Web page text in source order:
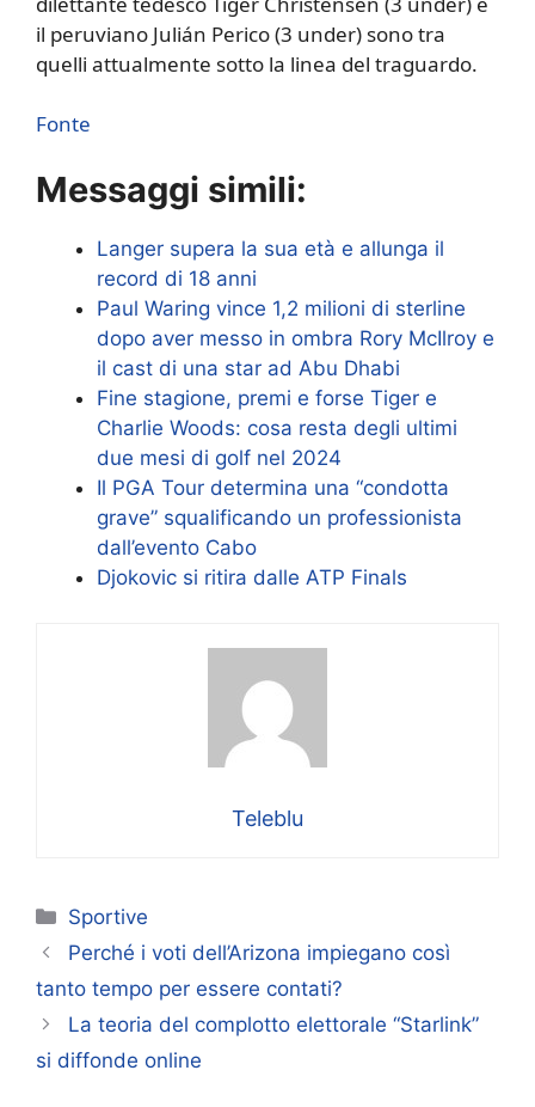
il peruviano Julián Perico (3 under) sono tra
quelli attualmente sotto la linea del traguardo.
Fonte
Messaggi simili:
Langer supera la sua età e allunga il
record di 18 anni
Paul Waring vince 1,2 milioni di sterline
dopo aver messo in ombra Rory McIlroy e
il cast di una star ad Abu Dhabi
Fine stagione, premi e forse Tiger e
Charlie Woods: cosa resta degli ultimi
due mesi di golf nel 2024
Il PGA Tour determina una “condotta
grave” squalificando un professionista
dall’evento Cabo
Djokovic si ritira dalle ATP Finals
Teleblu
Categorie
Sportive
Perché i voti dell’Arizona impiegano così
tanto tempo per essere contati?
La teoria del complotto elettorale “Starlink”
si diffonde online